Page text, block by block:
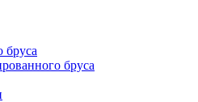
бруса
бруса